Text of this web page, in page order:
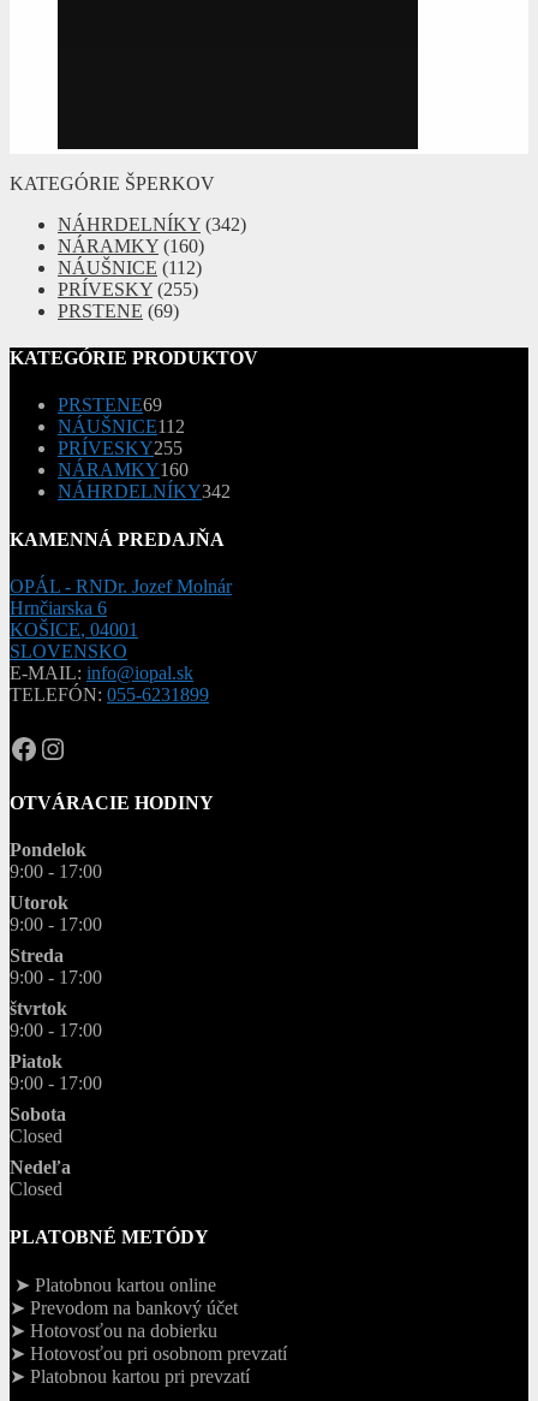
KATEGÓRIE ŠPERKOV
NÁHRDELNÍKY (342)
NÁRAMKY (160)
NÁUŠNICE (112)
PRÍVESKY (255)
PRSTENE (69)
KATEGÓRIE PRODUKTOV
PRSTENE6969
produktov
NÁUŠNICE112
PRÍVESKY255255
produktov
NÁRAMKY160160
produktov
NÁHRDELNÍKY342
KAMENNÁ PREDAJŇA
OPÁL - RNDr. Jozef Molnár
Hrnčiarska 6
KOŠICE, 04001
SLOVENSKO
E-MAIL: info@iopal.sk
TELEFÓN: 055-6231899
OPAL.drahokamy
opal.drahokamy
OTVÁRACIE HODINY
Pondelok
9:00 - 17:00
Utorok
9:00 - 17:00
Streda
9:00 - 17:00
štvrtok
9:00 - 17:00
Piatok
9:00 - 17:00
Sobota
Closed
Nedeľa
Closed
PLATOBNÉ METÓDY
➤ Platobnou kartou online
➤ Prevodom na bankový účet
➤ Hotovosťou na dobierku
➤ Hotovosťou pri osobnom prevzatí
➤ Platobnou kartou pri prevzatí